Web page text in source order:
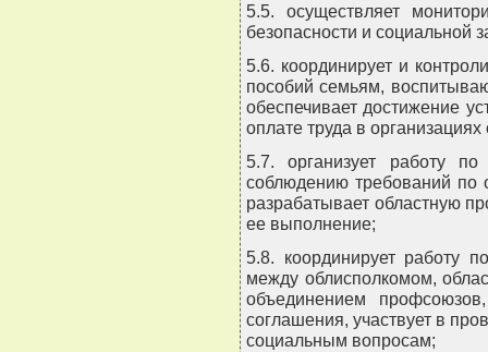
5.5. осуществляет
безопасности и социальной
5.6. координирует и
пособий семьям,
обеспечивает достижение
оплате труда в организациях
5.7. организует работу
соблюдению требований по
разрабатывает областную
ее выполнение;
5.8. координирует работу
между облисполкомом,
объединением
соглашения, участвует в
социальным вопросам;